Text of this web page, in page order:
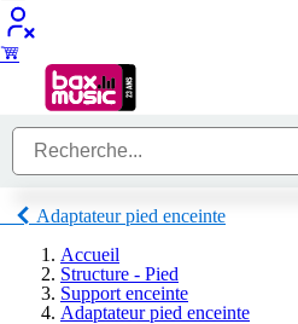
Adaptateur pied enceinte
Accueil
Structure - Pied
Support enceinte
Adaptateur pied enceinte